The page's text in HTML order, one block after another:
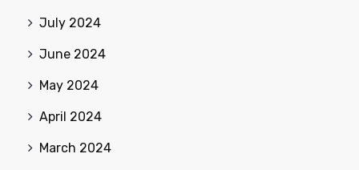
July 2024
June 2024
May 2024
April 2024
March 2024